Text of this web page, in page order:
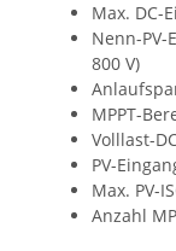
Max. DC-
Nenn-PV-
800 V)
MPPT-
Volllast-
PV-
Max. PV-
Anzahl